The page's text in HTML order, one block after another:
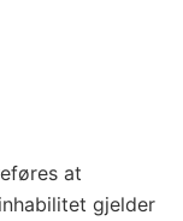
at
gjelder